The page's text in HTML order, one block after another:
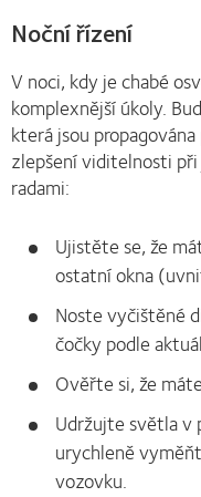
Noční řízení
V noci, kdy je chabé
komplexnější úkoly.
která jsou
zlepšení viditelnosti
radami:
Ujistěte se, že
ostatní okna
Noste vyčištěné
čočky podle
Ověřte si, že
Udržujte světla v
urychleně
vozovku.